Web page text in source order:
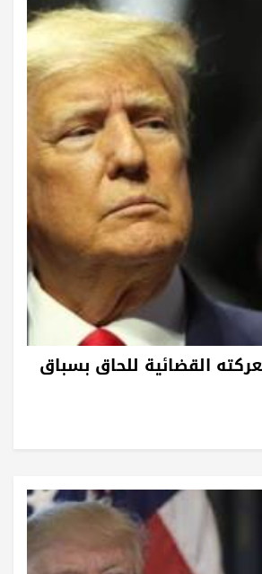
القضائية للحاق بسباق